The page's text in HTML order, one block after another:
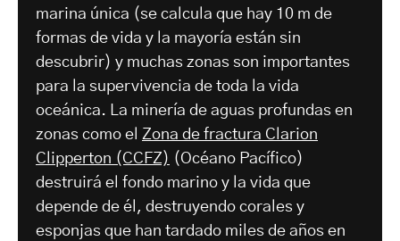
marina única (se calcula que hay 10 m de
formas de vida y la mayoría están sin
descubrir) y muchas zonas son importantes
para la supervivencia de toda la vida
oceánica. La minería de aguas profundas en
zonas como el Zona de fractura Clarion
Clipperton (CCFZ) (Océano Pacífico)
destruirá el fondo marino y la vida que
depende de él, destruyendo corales y
esponjas que han tardado miles de años en